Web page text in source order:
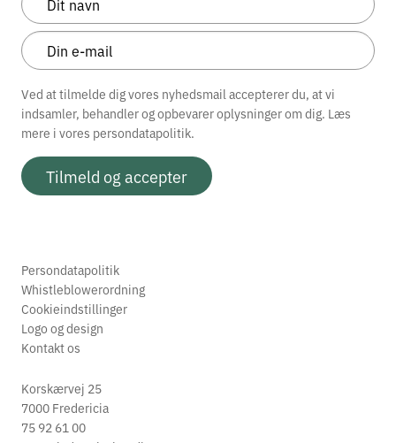
Ved at tilmelde dig vores nyhedsmail accepterer du, at vi
indsamler, behandler og opbevarer oplysninger om dig. Læs
mere i vores persondatapolitik.
Tilmeld og accepter
Persondatapolitik
Whistleblowerordning
Cookieindstillinger
Logo og design
Kontakt os
Korskærvej 25
7000 Fredericia
75 92 61 00